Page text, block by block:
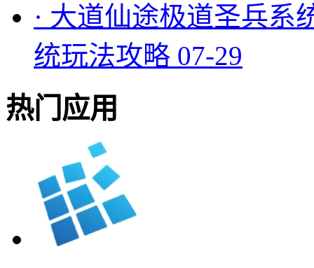
· 大道仙途极道圣兵系
统玩法攻略 07-29
热门应用